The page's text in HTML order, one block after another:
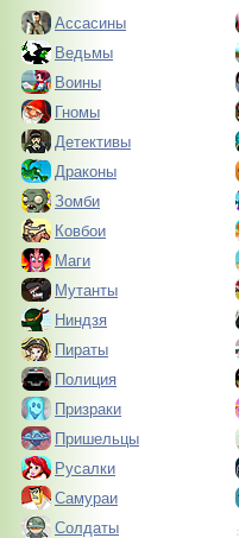
Ассасины
Ведьмы
Воины
Гномы
Детективы
Драконы
Зомби
Ковбои
Маги
Мутанты
Ниндзя
Пираты
Полиция
Призраки
Пришельцы
Русалки
Самураи
Солдаты